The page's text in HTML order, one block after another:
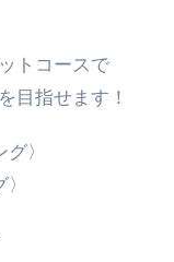
トコースで
目指せます！
〉